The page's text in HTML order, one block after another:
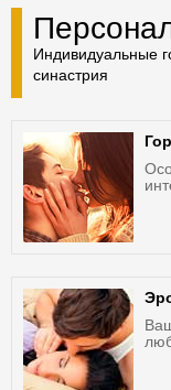
Индивидуальные
синастрия